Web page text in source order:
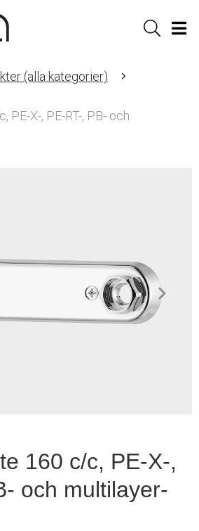
Sök
(alla kategorier)
PE-X-, PE-RT-, PB- och
160 c/c, PE-X-,
och multilayer-